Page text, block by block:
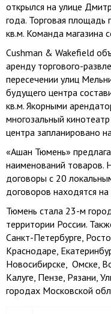
открылся на улице
года. Торговая площадь
кв.м. Команда магазина
Cushman & Wakefield
аренду торгового-
пересечении улиц
будущего центра
кв.м. Якорными
многозальный
центра запланировано
«Ашан Тюмень»
наименований товаров.
договоры с 20
договоров находятся
Тюмень стала 23-м
территории России.
Санкт-Петербурге,
Краснодаре,
Новосибирске, Омске,
Калуге, Пензе, Рязани,
городах Московской